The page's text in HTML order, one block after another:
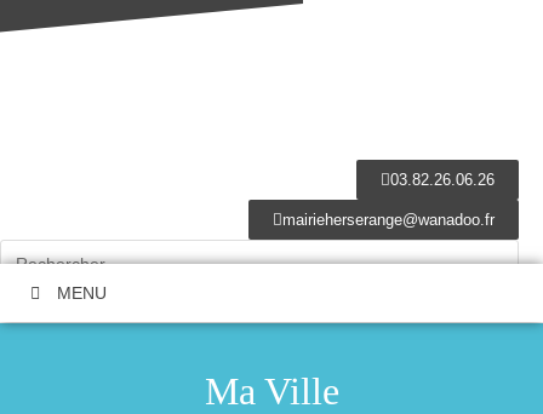
03.82.26.06.26
mairieherserange@wanadoo.fr
MENU
Ma Ville